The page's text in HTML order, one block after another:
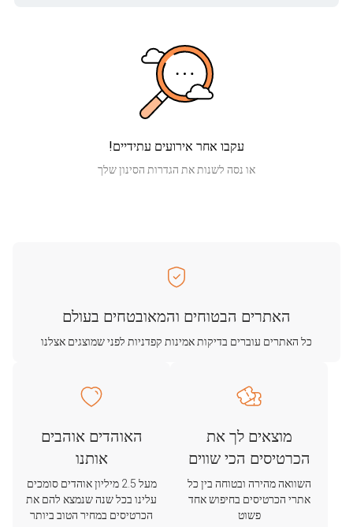
עקבו אחר אירועים עתידיים!
או נסה לשנות את הגדרות הסינון שלך
האתרים הבטוחים והמאובטחים בעולם
כל האתרים עוברים בדיקות אמינות קפדניות לפני שמוצגים אצלנו
מוצאים לך את
הכרטיסים הכי שווים
השוואה מהירה ובטוחה בין כל
אתרי הכרטיסים בחיפוש אחד
פשוט
האוהדים אוהבים
אותנו
מעל 2.5 מיליון אוהדים סומכים
עלינו בכל שנה שנמצא להם את
הכרטיסים במחיר הטוב ביותר